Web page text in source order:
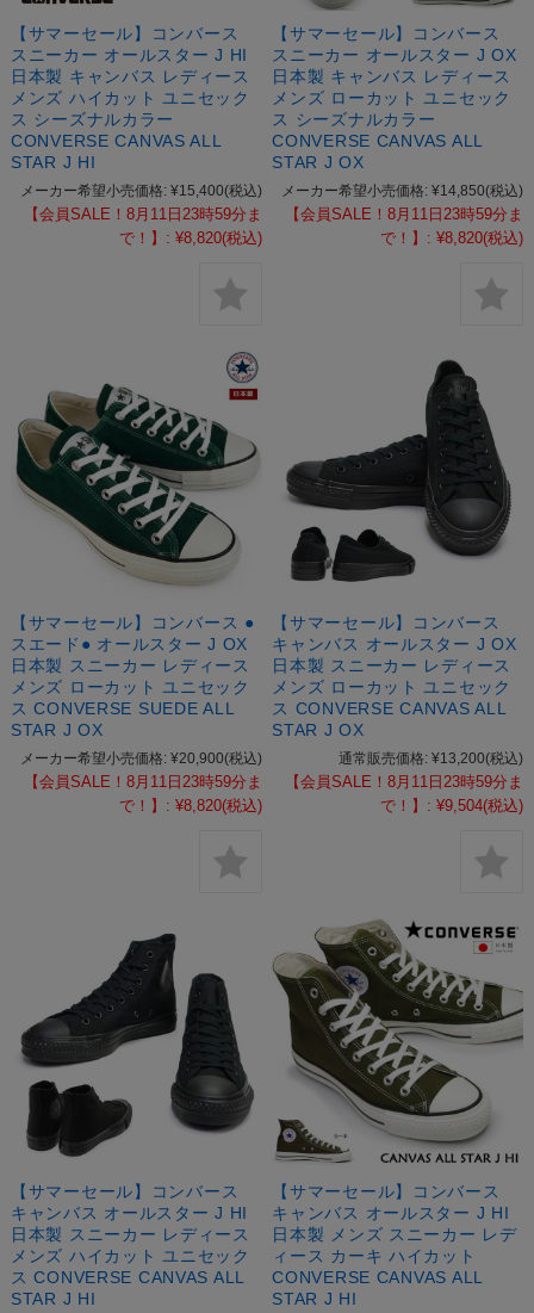
【サマーセール】コンバース
スニーカー オールスター J HI
日本製 キャンバス レディース
メンズ ハイカット ユニセック
ス シーズナルカラー
CONVERSE CANVAS ALL
STAR J HI
メーカー希望小売価格: ¥15,400(税込)
【会員SALE！8月11日23時59分ま
で！】: ¥8,820(税込)
【サマーセール】コンバース
スニーカー オールスター J OX
日本製 キャンバス レディース
メンズ ローカット ユニセック
ス シーズナルカラー
CONVERSE CANVAS ALL
STAR J OX
メーカー希望小売価格: ¥14,850(税込)
【会員SALE！8月11日23時59分ま
で！】: ¥8,820(税込)
【サマーセール】コンバース ●
スエード● オールスター J OX
日本製 スニーカー レディース
メンズ ローカット ユニセック
ス CONVERSE SUEDE ALL
STAR J OX
メーカー希望小売価格: ¥20,900(税込)
【会員SALE！8月11日23時59分ま
で！】: ¥8,820(税込)
【サマーセール】コンバース
キャンバス オールスター J OX
日本製 スニーカー レディース
メンズ ローカット ユニセック
ス CONVERSE CANVAS ALL
STAR J OX
通常販売価格: ¥13,200(税込)
【会員SALE！8月11日23時59分ま
で！】: ¥9,504(税込)
【サマーセール】コンバース
キャンバス オールスター J HI
日本製 スニーカー レディース
メンズ ハイカット ユニセック
ス CONVERSE CANVAS ALL
STAR J HI
【サマーセール】コンバース
キャンバス オールスター J HI
日本製 メンズ スニーカー レデ
ィース カーキ ハイカット
CONVERSE CANVAS ALL
STAR J HI